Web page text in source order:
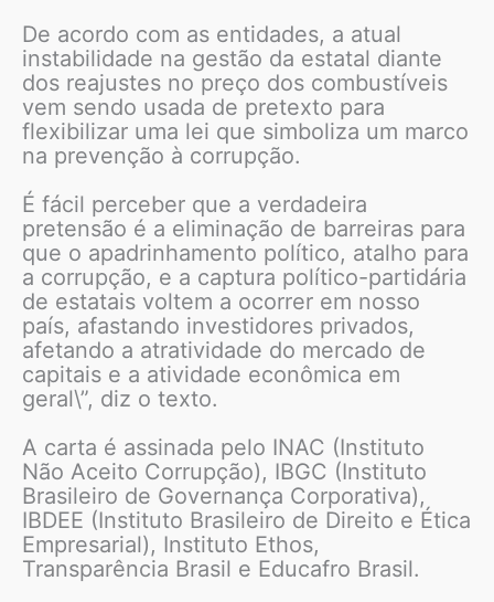
De acordo com as entidades, a atual
instabilidade na gestão da estatal diante
dos reajustes no preço dos combustíveis
vem sendo usada de pretexto para
flexibilizar uma lei que simboliza um marco
na prevenção à corrupção.
É fácil perceber que a verdadeira
pretensão é a eliminação de barreiras para
que o apadrinhamento político, atalho para
a corrupção, e a captura político-partidária
de estatais voltem a ocorrer em nosso
país, afastando investidores privados,
afetando a atratividade do mercado de
capitais e a atividade econômica em
geral\”, diz o texto.
A carta é assinada pelo INAC (Instituto
Não Aceito Corrupção), IBGC (Instituto
Brasileiro de Governança Corporativa),
IBDEE (Instituto Brasileiro de Direito e Ética
Empresarial), Instituto Ethos,
Transparência Brasil e Educafro Brasil.